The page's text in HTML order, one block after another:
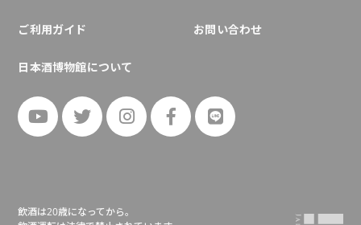
ご利用ガイド お問い合わせ
日本酒博物館について
飲酒は20歳になってから。